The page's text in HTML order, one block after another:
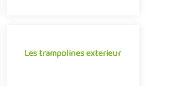
Les trampolines exterieur